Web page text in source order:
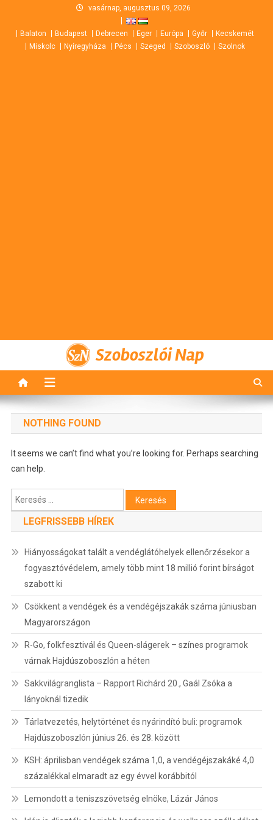
content
vasárnap, augusztus 09, 2026
Balaton Budapest Debrecen Eger Európa Győr
Kecskemét
Miskolc
Nyíregyháza Pécs Szeged Szoboszló Szolnok
Szoboszlói Nap
NOTHING FOUND
It seems we can’t find what you’re looking for. Perhaps searching
can help.
Keresés:
LEGFRISSEBB HÍREK
Hiányosságokat talált a vendéglátóhelyek ellenőrzésekor a
fogyasztóvédelem, amely több mint 18 millió forint bírságot
szabott ki
Csökkent a vendégek és a vendégéjszakák száma júniusban
Magyarországon
R-Go, folkfesztivál és Queen-slágerek – színes programok
várnak Hajdúszoboszlón a héten
Sakkvilágranglista – Rapport Richárd 20., Gaál Zsóka a
lányoknál tizedik
Tárlatvezetés, helytörténet és nyárindító buli: programok
Hajdúszoboszlón június 26. és 28. között
KSH: áprilisban vendégek száma 1,0, a vendégéjszakáké 4,0
százalékkal elmaradt az egy évvel korábbitól
Lemondott a teniszszövetség elnöke, Lázár János